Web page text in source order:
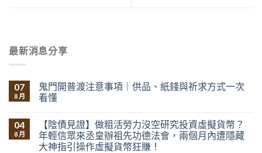
最新消息分享
07
8 月
鬼門開普渡注意事項｜供品、紙錢與祈求方式一次
看懂
04
8 月
【陰債見證】做粗活勞力沒空研究投資虛擬貨幣？
年輕信眾來丞皇辦祖先功德法會，兩個月內遭隱藏
大神指引操作虛擬貨幣狂賺！